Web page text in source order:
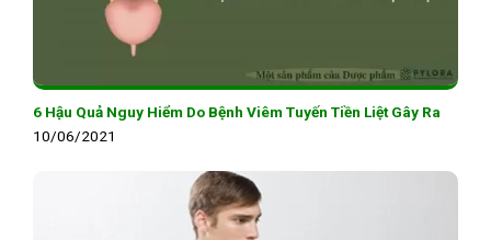
6 Hậu Quả Nguy Hiểm Do Bệnh Viêm Tuyến Tiền Liệt Gây Ra
10/06/2021